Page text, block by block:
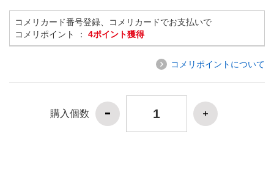
コメリカード番号登録、コメリカードでお支払いで
コメリポイント ： 4ポイント獲得
コメリポイントについて
購入個数